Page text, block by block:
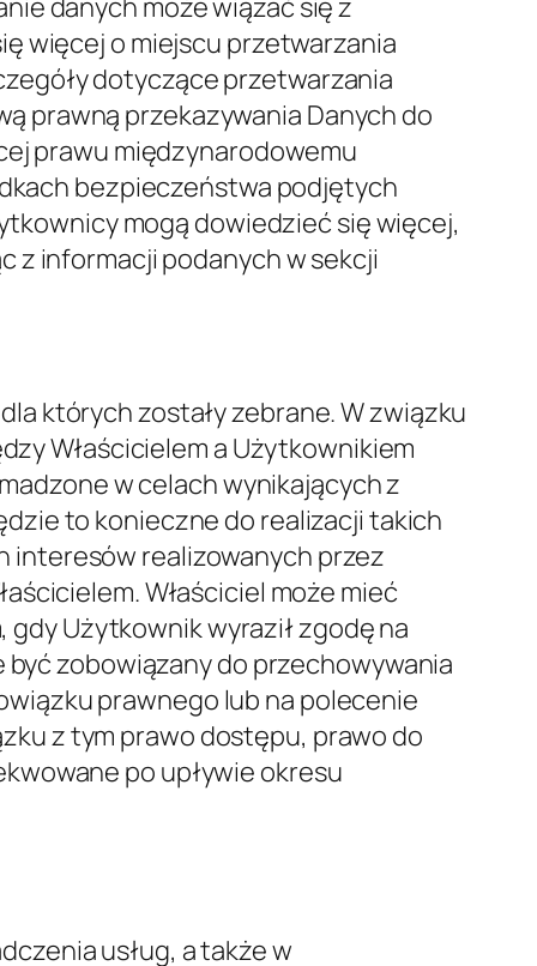
usług, a także w
Rejestracja i
Analityka i Zarządzanie
informacje na temat takich celów
celu w odpowiednich
w sieci i mogą być wykorzystywane
Google wykorzystuje zebrane
jej działań i udostępniania
i personalizacji reklam własnej
Miejsce przetwarzania: USA –
Inc., która łączy dane z sieci
Pliki cookie i dane dotyczące